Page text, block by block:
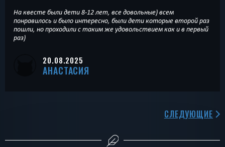
На квесте были дети 8-12 лет, все довольные) всем
понравилось и было интересно, были дети которые второй раз
пошли, но проходили с таким же удовольствием как и в первый
раз)
20.08.2025
АНАСТАСИЯ
СЛЕДУЮЩИЕ